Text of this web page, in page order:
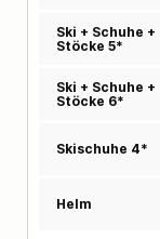
Ski + Schuhe +
Stöcke 5*
Ski + Schuhe +
Stöcke 6*
Skischuhe 4*
Helm